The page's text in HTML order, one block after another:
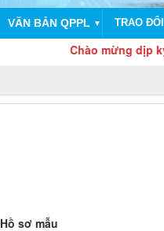
VĂN BẢN QPPL ▼ TRAO
Chào mừng dịp kỷ
Hồ sơ mẫu